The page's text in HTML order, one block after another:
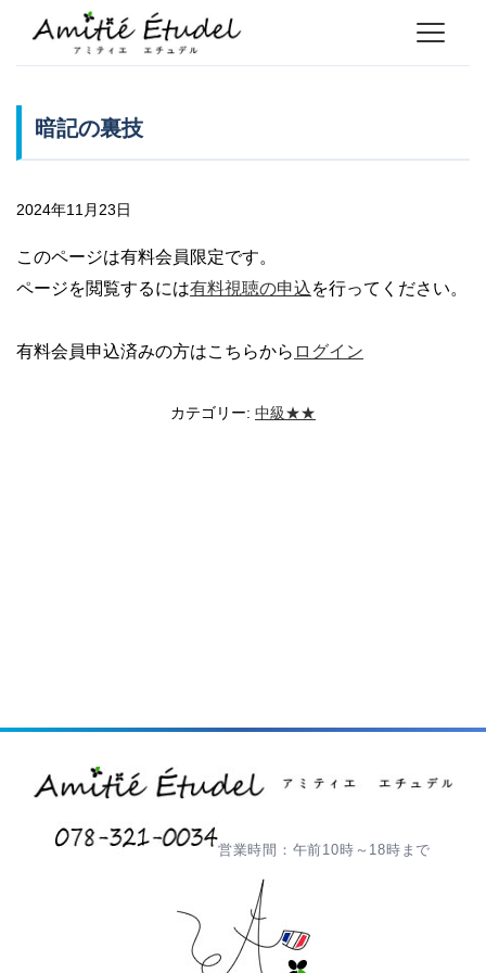
暗記の裏技
2024年11月23日
このページは有料会員限定です。
ページを閲覧するには有料視聴の申込を行ってください。
有料会員申込済みの方はこちらから ログイン
カテゴリー: 中級★★
営業時間：午前10時～18時まで